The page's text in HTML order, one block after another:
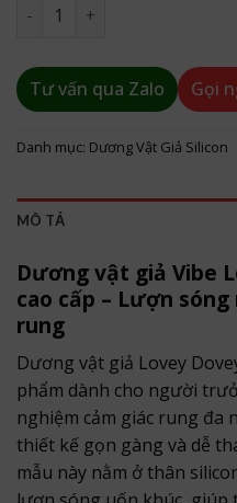
Dương Vật Giả Vibe Cao
Tư vấn qua Zalo Gọi
Danh mục: Dương Vật Giả Silicon
MÔ TẢ
Dương vật giả Vibe
cao cấp – Lượn
rung
Dương vật giả Lovey
phẩm dành cho người
nghiệm cảm giác rung đa
thiết kế gọn gàng và dễ
mẫu này nằm ở thân